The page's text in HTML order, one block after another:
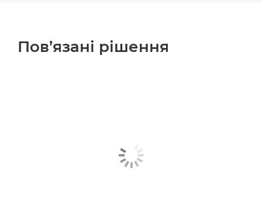
Пов’язані рішення